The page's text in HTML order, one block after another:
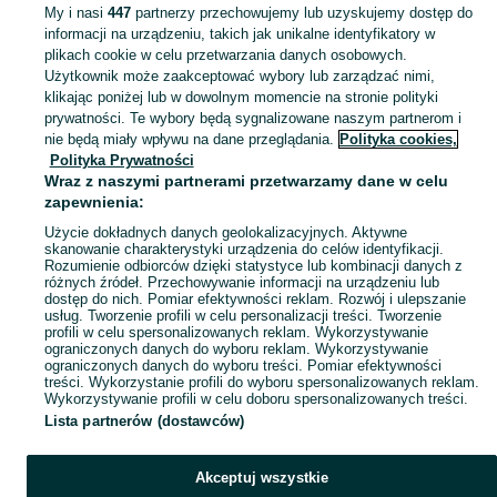
KATEGORIA
domek ogrodowy dla dzieci,basen z kulkami,zabawki ogrodowe,zabawki
Zobacz
Mapa kategorii
Mapa miejscowości
Mapa ministron
Popularne wyszukiwania
My i nasi 447partnerzy przechowujemy lub uzyskujemy dostęp do
informacji na urządzeniu, takich jak unikalne identyfikatory w
plikach cookie w celu przetwarzania danych osobowych.
Użytkownik może zaakceptować wybory lub zarządzać nimi,
klikając poniżej lub w dowolnym momencie na stronie polityki
prywatności. Te wybory będą sygnalizowane naszym partnerom i
nie będą miały wpływu na dane przeglądania. Polityka cookies,
Polityka Prywatności
Wraz z naszymi partnerami przetwarzamy dane w celu
zapewnienia:
Użycie dokładnych danych geolokalizacyjnych. Aktywne
skanowanie charakterystyki urządzenia do celów identyfikacji.
Rozumienie odbiorców dzięki statystyce lub kombinacji danych z
różnych źródeł. Przechowywanie informacji na urządzeniu lub
dostęp do nich. Pomiar efektywności reklam. Rozwój i ulepszanie
usług. Tworzenie profili w celu personalizacji treści. Tworzenie
profili w celu spersonalizowanych reklam. Wykorzystywanie
ograniczonych danych do wyboru reklam. Wykorzystywanie
ograniczonych danych do wyboru treści. Pomiar efektywności
treści. Wykorzystanie profili do wyboru spersonalizowanych reklam.
Wykorzystywanie profili w celu doboru spersonalizowanych treści.
Lista partnerów (dostawców)
Akceptuj wszystkie